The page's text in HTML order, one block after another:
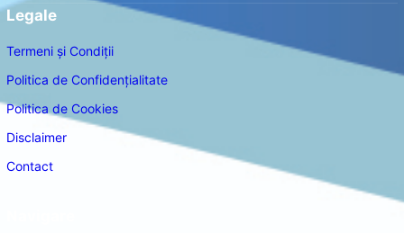
Legale
Termeni și Condiții
Politica de Confidențialitate
Politica de Cookies
Disclaimer
Contact